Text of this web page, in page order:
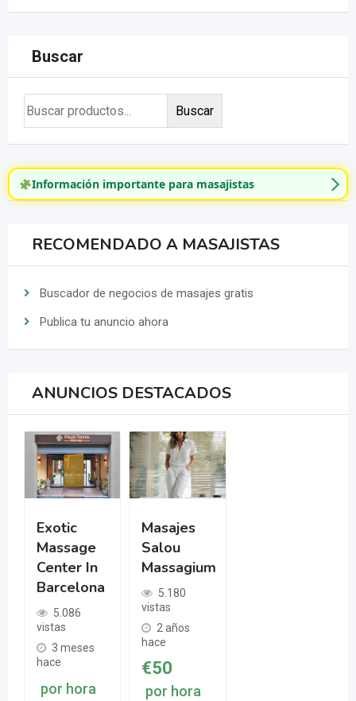
Buscar
Buscar
Información importante para masajistas
RECOMENDADO A MASAJISTAS
Buscador de negocios de masajes gratis
Publica tu anuncio ahora
ANUNCIOS DESTACADOS
Exotic
Massage
Center In
Barcelona
5.086
vistas
3 meses
hace
por hora
Masajes
Salou
Massagium
5.180
vistas
2 años
hace
€50
por hora